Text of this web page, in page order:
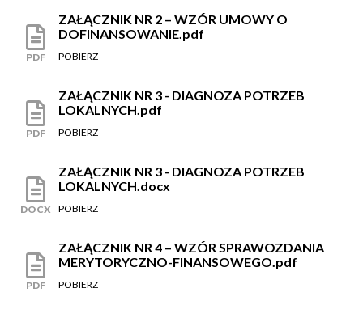
PDF
ZAŁĄCZNIK NR 2 – WZÓR UMOWY O
DOFINANSOWANIE.pdf
POBIERZ
PDF
ZAŁĄCZNIK NR 3 - DIAGNOZA POTRZEB
LOKALNYCH.pdf
POBIERZ
DOCX
ZAŁĄCZNIK NR 3 - DIAGNOZA POTRZEB
LOKALNYCH.docx
POBIERZ
PDF
ZAŁĄCZNIK NR 4 – WZÓR SPRAWOZDANIA
MERYTORYCZNO-FINANSOWEGO.pdf
POBIERZ